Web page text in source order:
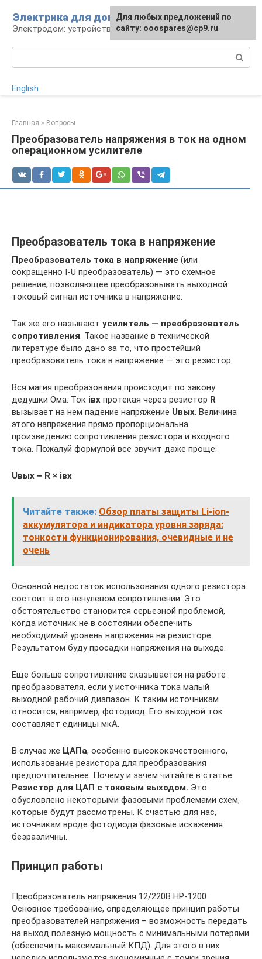
контенту
Электрика для дома
Электродом: устройства, кабели, ремонт
English
Главная » Вопросы
Преобразователь напряжения в ток на одном
операционном усилителе
Преобразователь тока в напряжение
Преобразователь тока в напряжение (или
сокращенно I-U преобразователь) — это схемное
решение, позволяющее преобразовывать выходной
токовый сигнал источника в напряжение.
Так же его называют усилитель — преобразователь
сопротивления. Такое название в технической
литературе было дано за то, что простейший
преобразователь тока в напряжение — это резистор.
Вся магия преобразования происходит по закону
дедушки Ома. Ток iвх протекая через резистор R
вызывает на нем падение напряжение Uвых. Величина
этого напряжения прямо пропорциональна
произведению сопротивления резистора и входного
тока. Пожалуй формулой все звучит даже проще:
Uвых = R × iвх
Читайте также: Обзор платы защиты Li-ion-
аккумулятора и индикатора уровня заряда:
тонкости функционирования, очевидные и не
очень
Основной недостаток использования одного резистора
состоит в его ненулевом сопротивлении. Это
обстоятельство становится серьезной проблемой,
когда источник не в состоянии обеспечить
необходимый уровень напряжения на резисторе.
Результатом буду просадки напряжения на выходе.
Еще больше сопротивление сказывается на работе
преобразователя, если у источника тока малый
выходной рабочий диапазон. К таким источникам
относится, например, фотодиод. Его выходной ток
составляет единицы мкА.
В случае же ЦАПа, особенно высококачественного,
использование резистора для преобразования
предпочтительнее. Почему и зачем читайте в статье
Резистор для ЦАП с токовым выходом. Это
обусловлено некоторыми фазовыми проблемами схем,
которые будут рассмотрены. К счастью для нас,
источникам вроде фотодиода фазовые искажения
безразличны.
Принцип работы
Преобразователь напряжения 12/220В HP-1200
Основное требование, определяющее принцип работы
преобразователей напряжения – возможность передать
на выход полезную мощность с минимальными потерями
(обеспечить максимальный КПД). Для этого в них
Для любых предложений по
сайту: ooospares@cp9.ru